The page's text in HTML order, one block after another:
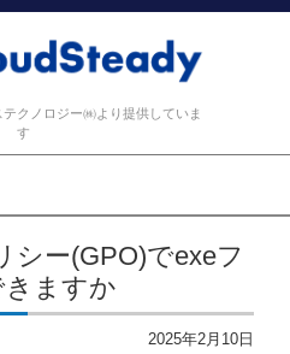
クノロジー㈱より提供していま
す
シー(GPO)でexeフ
きますか
2025年2月10日